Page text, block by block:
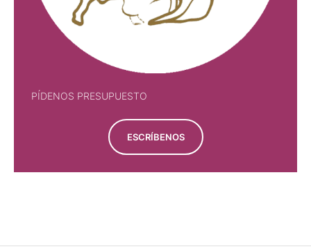
PÍDENOS PRESUPUESTO
ESCRÍBENOS